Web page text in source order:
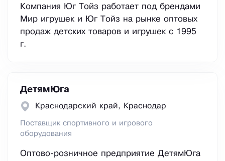
Компания Юг Тойз работает под брендами
Мир игрушек и Юг Тойз на рынке оптовых
продаж детских товаров и игрушек с 1995
г.
ДетямЮга
Краснодарский край, Краснодар
Поставщик спортивного и игрового
оборудования
Оптово-розничное предприятие ДетямЮга